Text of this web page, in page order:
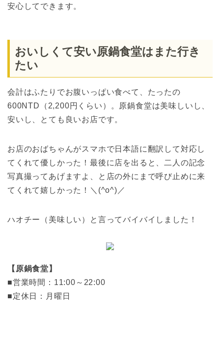
安心してできます。
おいしくて安い原鍋食堂はまた行き
たい
会計はふたりでお腹いっぱい食べて、たったの
600NTD（2,200円くらい）。原鍋食堂は美味しいし、
安いし、とても良いお店です。
お店のおばちゃんがスマホで日本語に翻訳して対応し
てくれて優しかった！最後に店を出ると、二人の記念
写真撮ってあげますよ、と店の外にまで呼び止めに来
てくれて嬉しかった！＼(^o^)／
ハオチー（美味しい）と言ってバイバイしました！
【原鍋食堂】
■営業時間：11:00～22:00
■定休日：月曜日